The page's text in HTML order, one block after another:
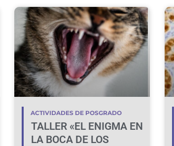
MEDICINA
VETERINARIA
ACTIVIDADES DE POSGRADO
TALLER «EL ENIGMA EN
LA BOCA DE LOS